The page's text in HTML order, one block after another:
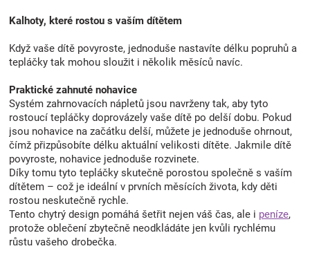
Kalhoty, které rostou s vaším dítětem
Když vaše dítě povyroste, jednoduše nastavíte délku popruhů a
tepláčky tak mohou sloužit i několik měsíců navíc.
Praktické zahnuté nohavice
Systém zahrnovacích nápletů jsou navrženy tak, aby tyto
rostoucí tepláčky doprovázely vaše dítě po delší dobu. Pokud
jsou nohavice na začátku delší, můžete je jednoduše ohrnout,
čímž přizpůsobíte délku aktuální velikosti dítěte. Jakmile dítě
povyroste, nohavice jednoduše rozvinete.
Díky tomu tyto tepláčky skutečně porostou společně s vaším
dítětem – což je ideální v prvních měsících života, kdy děti
rostou neskutečně rychle.
Tento chytrý design pomáhá šetřit nejen váš čas, ale i peníze,
protože oblečení zbytečně neodkládáte jen kvůli rychlému
růstu vašeho drobečka.